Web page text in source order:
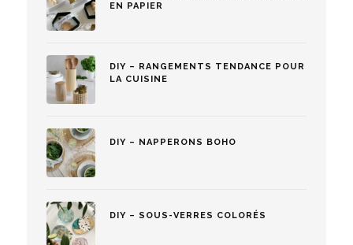
EN PAPIER
DIY – RANGEMENTS TENDANCE POUR
LA CUISINE
DIY – NAPPERONS BOHO
DIY – SOUS-VERRES COLORÉS